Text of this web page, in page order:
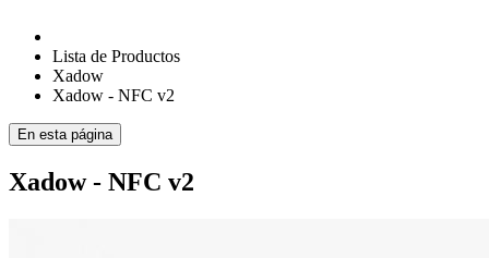
Lista de Productos
Xadow
Xadow - NFC v2
En esta página
Xadow - NFC v2